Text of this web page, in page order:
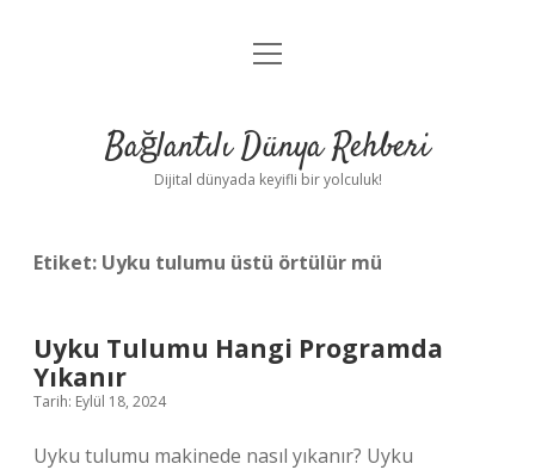
Anasayfa
Yasal Uyarı
menüyü
Bağlantılı Dünya Rehberi
Dijital dünyada keyifli bir yolculuk!
Etiket: Uyku tulumu üstü örtülür mü
Uyku Tulumu Hangi Programda
Yıkanır
Tarih: Eylül 18, 2024
Uyku tulumu makinede nasıl yıkanır? Uyku